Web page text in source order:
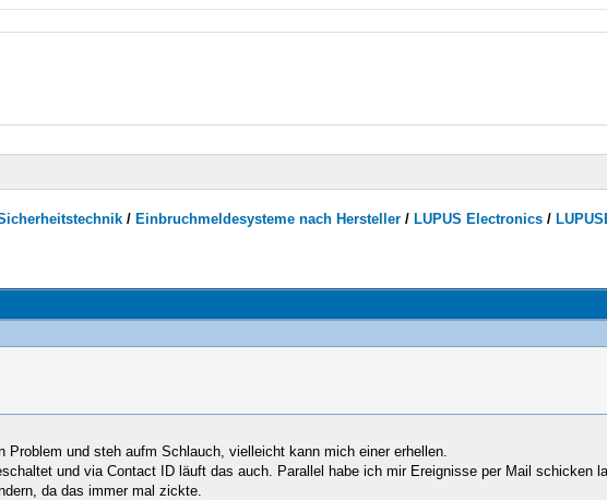
/ Einbruchmeldesysteme nach Hersteller/ LUPUS Electronics /
Problem und steh aufm Schlauch, vielleicht kann mich einer erhellen.
und via Contact ID läuft das auch. Parallel habe ich mir Ereignisse per Mail schicken
da das immer mal zickte.